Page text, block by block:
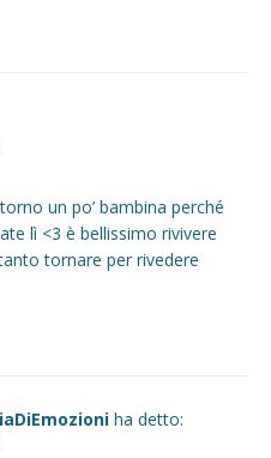
un po’ bambina perché
lì <3 è bellissimo rivivere
tornare per rivedere
ha detto: